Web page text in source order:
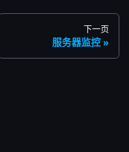
下一页
服务器监控